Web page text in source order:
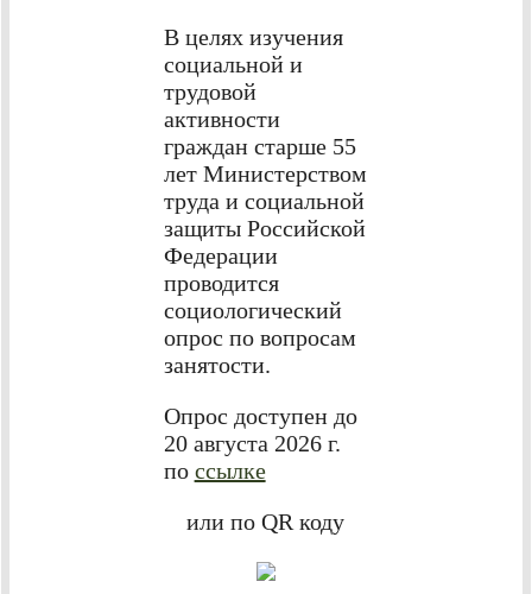
В целях изучения
социальной и
трудовой
активности
граждан старше 55
лет Министерством
труда и социальной
защиты Российской
Федерации
проводится
социологический
опрос по вопросам
занятости.
Опрос доступен до
20 августа 2026 г.
по ссылке
или по QR коду